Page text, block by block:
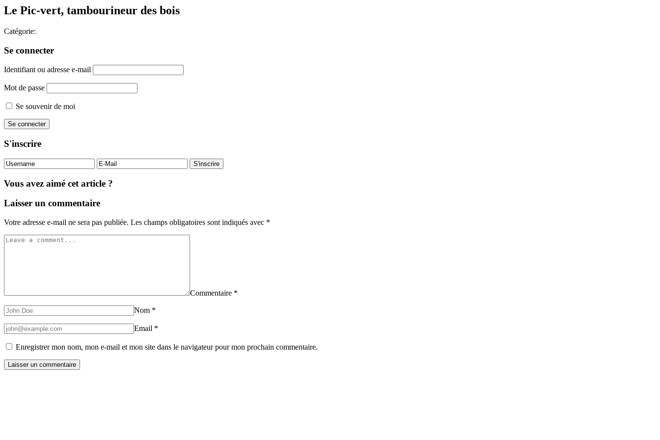
Le Pic-vert, tambourineur des bois
Catégorie:
Se connecter
Identifiant ou adresse e-mail
Mot de passe
Se souvenir de moi
S'inscrire
Vous avez aimé cet article ?
Laisser un commentaire
Votre adresse e-mail ne sera pas publiée. Les champs obligatoires sont indiqués avec *
Commentaire *
Nom *
Email *
Enregistrer mon nom, mon e-mail et mon site dans le navigateur pour mon prochain commentaire.